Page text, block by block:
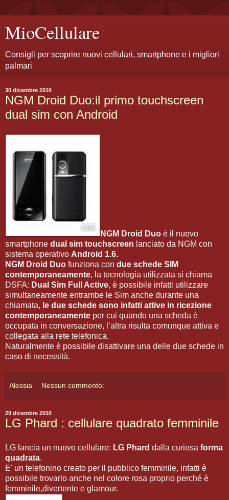
MioCellulare
Consigli per scoprire nuovi cellulari, smartphone e i migliori
palmari
30 dicembre 2010
NGM Droid Duo:il primo touchscreen
dual sim con Android
NGM Droid Duo è il nuovo
smartphone dual sim touchscreen lanciato da NGM con
sistema operativo Android 1.6.
NGM Droid Duo funziona con due schede SIM
contemporaneamente, la tecnologia utilizzata si chiama
DSFA: Dual Sim Full Active, è possibile infatti utilizzare
simultaneamente entrambe le Sim anche durante una
chiamata, le due schede sono infatti attive in ricezione
contemporaneamente per cui quando una scheda è
occupata in conversazione, l’altra risulta comunque attiva e
collegata alla rete telefonica.
Naturalmente è possibile disattivare una delle due schede in
caso di necessità.
Alessia Nessun commento:
29 dicembre 2010
LG Phard : cellulare quadrato femminile
LG lancia un nuovo cellulare: LG Phard dalla curiosa forma
quadrata.
E' un telefonino creato per il pubblico femminile, infatti è
possibile trovarlo anche nel colore rosa proprio perché è
femminile,divertente e glamour.